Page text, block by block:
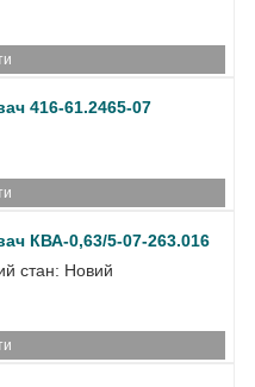
416-61.2465-07
КВА-0,63/5-07-263.016
стан: Новий